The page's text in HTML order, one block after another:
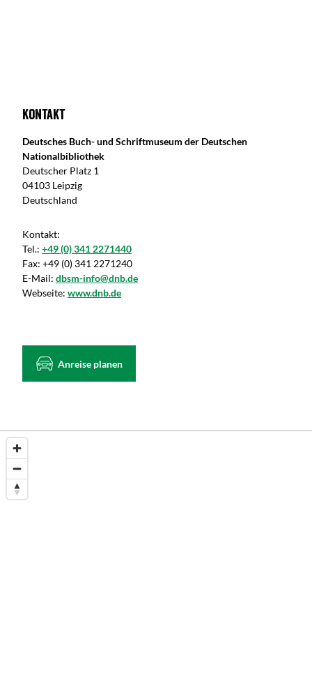
Kontakt
Deutsches Buch- und Schriftmuseum der Deutschen
Nationalbibliothek
Deutscher Platz 1
04103 Leipzig
Deutschland
Kontakt:
Tel.: +49 (0) 341 2271440
Fax: +49 (0) 341 2271240
E-Mail: dbsm-info@dnb.de
Webseite: www.dnb.de
Anreise planen